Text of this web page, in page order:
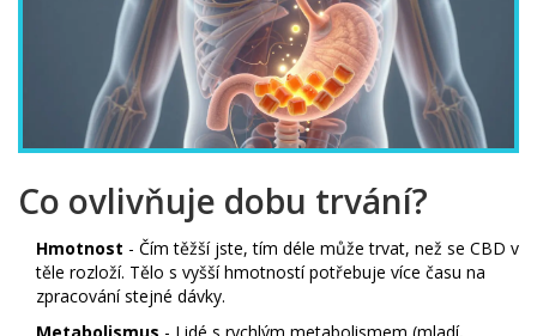
Co ovlivňuje dobu trvání?
Hmotnost - Čím těžší jste, tím déle může trvat, než se CBD v
těle rozloží. Tělo s vyšší hmotností potřebuje více času na
zpracování stejné dávky.